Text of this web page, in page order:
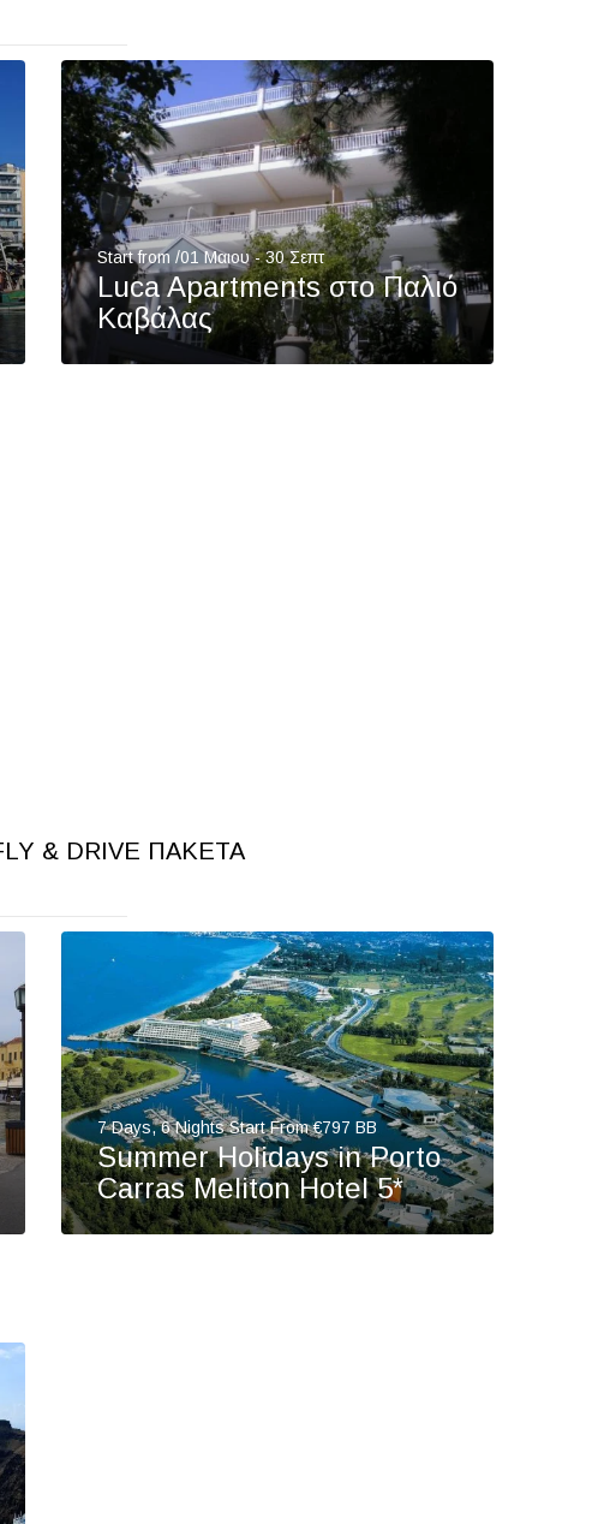
Start from /01 Μαιου - 30 Σεπτ
Luca Apartments στο Παλιό
Καβάλας
& DRIVE ΠΑΚΈΤΑ
7 Days, 6 Nights Start From €797 BB
Summer Holidays in Porto
Carras Meliton Hotel 5*